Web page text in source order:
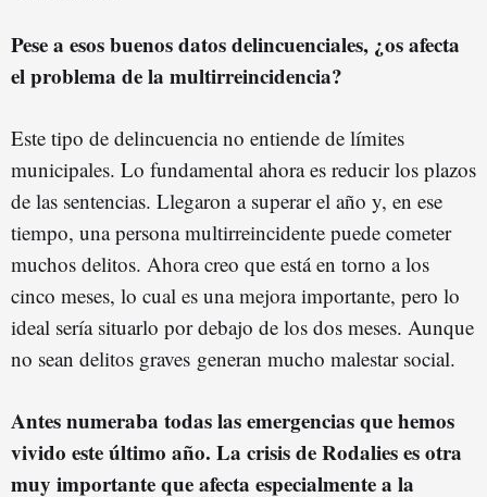
Pese a esos buenos datos delincuenciales, ¿os afecta
el problema de la multirreincidencia?
Este tipo de delincuencia no entiende de límites
municipales. Lo fundamental ahora es reducir los plazos
de las sentencias. Llegaron a superar el año y, en ese
tiempo, una persona multirreincidente puede cometer
muchos delitos. Ahora creo que está en torno a los
cinco meses, lo cual es una mejora importante, pero lo
ideal sería situarlo por debajo de los dos meses. Aunque
no sean delitos graves generan mucho malestar social.
Antes numeraba todas las emergencias que hemos
vivido este último año. La crisis de Rodalies es otra
muy importante que afecta especialmente a la